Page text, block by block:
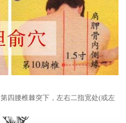
四腰椎棘突下，左右二指宽处(或左